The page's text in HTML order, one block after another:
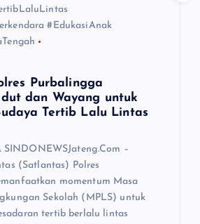
#EdukasiAnak
Purbalingga
dan Wayang untuk
Tertib Lalu Lintas
SINDONEWSJateng.Com –
(Satlantas) Polres
momentum Masa
Sekolah (MPLS) untuk
tertib berlalu lintas